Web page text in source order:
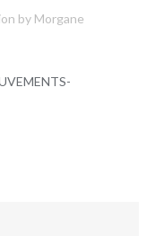
by Morgane